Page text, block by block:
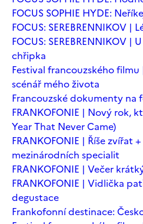
FOCUS SOPHIE HYDE:
FOCUS: SEREBRENNIKOV |
FOCUS: SEREBRENNIKOV |
chřipka
Festival francouzského
scénář mého života
Francouzské dokumenty na
FRANKOFONIE | Nový rok,
Year That Never Came)
FRANKOFONIE | Říše zvířat
mezinárodních specialit
FRANKOFONIE | Večer
FRANKOFONIE | Vidlička
degustace
Frankofonní destinace: